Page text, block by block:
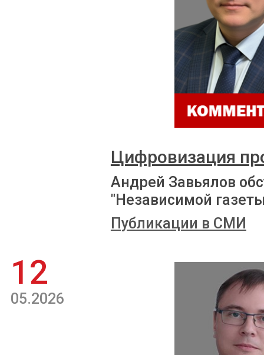
Цифровизация
Андрей Завьялов
"Независимой
Публикации в СМИ
12
05.2026